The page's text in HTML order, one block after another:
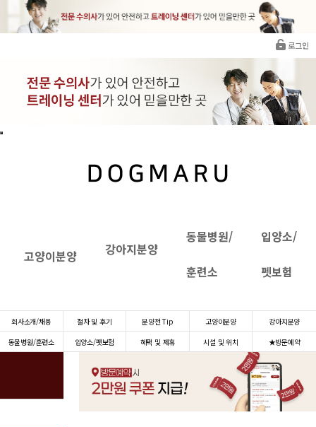
로그인
고양이분양 강아지분양
동물병원/
훈련소
입양소/
펫보험
회사소개/채용 절차 및 후기 분양전 Tip 고양이분양
강아지분양
동물병원/훈련소
입양소/펫보험 혜택 및 제휴 시설 및 위치 ★방문예약
비숑프리제분양